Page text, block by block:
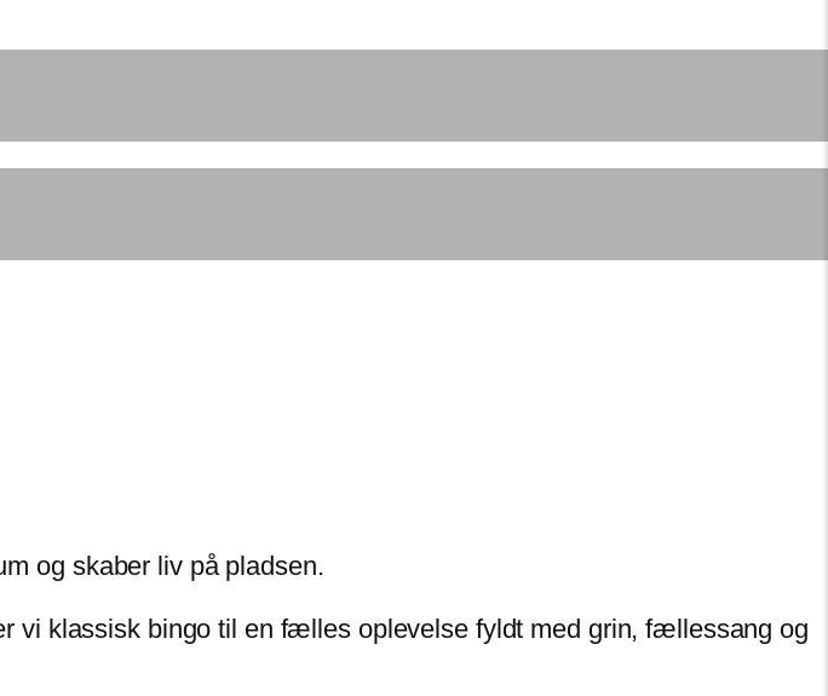
og skaber liv på pladsen.
vi klassisk bingo til en fælles oplevelse fyldt med grin, fællessang og